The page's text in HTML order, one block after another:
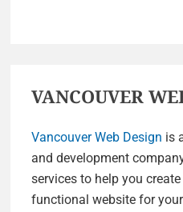
VANCOUVER
Vancouver Web Design is
and development
services to help you
functional website for